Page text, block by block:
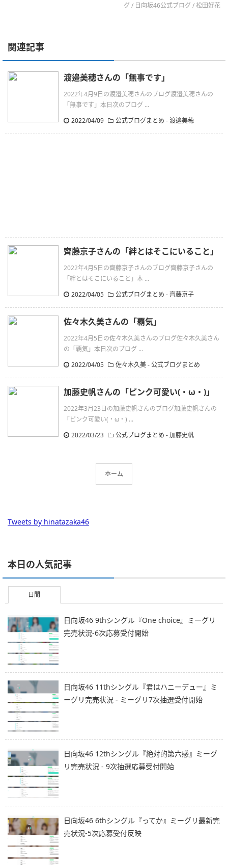
グ/ 日向坂46公式ブログ/松田好花
関連記事
渡邉美穂さんの「無事です」
2022年4月9日の渡邉美穂さんのブログ渡邉美穂さんの
「無事です」本日次のブログ ...
2022/04/09
公式ブログまとめ -渡邉美穂
齊藤京子さんの「絆とはそこにいること」
2022年4月5日の齊藤京子さんのブログ齊藤京子さんの
「絆とはそこにいること」本 ...
2022/04/05
公式ブログまとめ -齊藤京子
佐々木久美さんの「覇気」
2022年4月5日の佐々木久美さんのブログ佐々木久美さん
の「覇気」本日次のブログ ...
2022/04/05
佐々木久美-公式ブログまとめ
加藤史帆さんの「ピンク可愛い(・ω・)」
2022年3月23日の加藤史帆さんのブログ加藤史帆さんの
「ピンク可愛い(・ω・) ...
2022/03/23
公式ブログまとめ -加藤史帆
ホーム
Tweets by hinatazaka46
本日の人気記事
日間
日向坂46 9thシングル『One choice』ミーグリ
完売状況-6次応募受付開始
日向坂46 11thシングル『君はハニーデュー』ミ
ーグリ完売状況 - ミーグリ7次抽選受付開始
日向坂46 12thシングル『絶対的第六感』ミーグ
リ完売状況 - 9次抽選応募受付開始
日向坂46 6thシングル『ってか』ミーグリ最新完
売状況-5次応募受付反映